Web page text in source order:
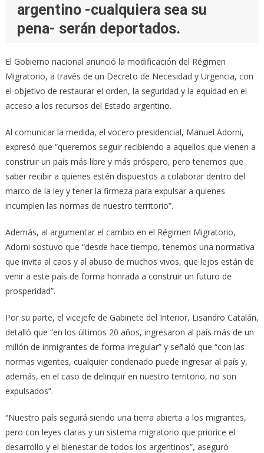
argentino -cualquiera sea su
pena- serán deportados.
El Gobierno nacional anunció la modificación del Régimen
Migratorio, a través de un Decreto de Necesidad y Urgencia, con
el objetivo de restaurar el orden, la seguridad y la equidad en el
acceso a los recursos del Estado argentino.
Al comunicar la medida, el vocero presidencial, Manuel Adorni,
expresó que “queremos seguir recibiendo a aquellos que vienen a
construir un país más libre y más próspero, pero tenemos que
saber recibir a quienes estén dispuestos a colaborar dentro del
marco de la ley y tener la firmeza para expulsar a quienes
incumplen las normas de nuestro territorio”.
Además, al argumentar el cambio en el Régimen Migratorio,
Adorni sostuvo que “desde hace tiempo, tenemos una normativa
que invita al caos y al abuso de muchos vivos, que lejos están de
venir a este país de forma honrada a construir un futuro de
prosperidad”.
Por su parte, el vicejefe de Gabinete del Interior, Lisandro Catalán,
detalló que “en los últimos 20 años, ingresaron al país más de un
millón de inmigrantes de forma irregular” y señaló que “con las
normas vigentes, cualquier condenado puede ingresar al país y,
además, en el caso de delinquir en nuestro territorio, no son
expulsados”.
“Nuestro país seguirá siendo una tierra abierta a los migrantes,
pero con leyes claras y un sistema migratorio que priorice el
desarrollo y el bienestar de todos los argentinos”, aseguró